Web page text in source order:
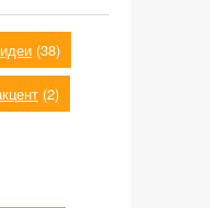
(38)
(2)